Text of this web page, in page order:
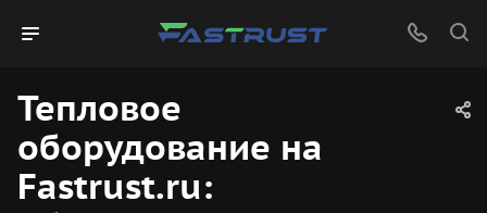
Тепловое
оборудование на
Fastrust.ru: